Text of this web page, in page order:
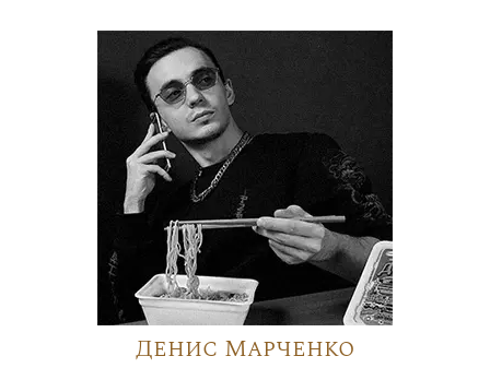
Денис Марченко